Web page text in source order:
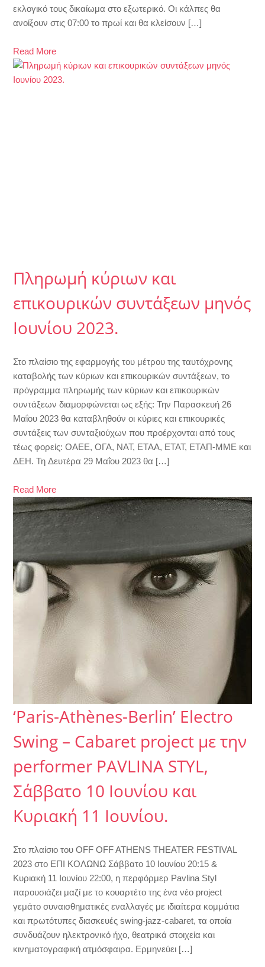
εκλογικό τους δικαίωμα στο εξωτερικό. Οι κάλπες θα
ανοίξουν στις 07:00 το πρωί και θα κλείσουν […]
Read More
Πληρωμή κύριων και
επικουρικών συντάξεων μηνός
Ιουνίου 2023.
Στο πλαίσιο της εφαρμογής του μέτρου της ταυτόχρονης
καταβολής των κύριων και επικουρικών συντάξεων, το
πρόγραμμα πληρωμής των κύριων και επικουρικών
συντάξεων διαμορφώνεται ως εξής: Την Παρασκευή 26
Μαΐου 2023 θα καταβληθούν οι κύριες και επικουρικές
συντάξεις των συνταξιούχων που προέρχονται από τους
τέως φορείς: ΟΑΕΕ, ΟΓΑ, ΝΑΤ, ΕΤΑΑ, ΕΤΑΤ, ΕΤΑΠ-ΜΜΕ και
ΔΕΗ. Τη Δευτέρα 29 Μαΐου 2023 θα […]
Read More
‘Paris-Athènes-Berlin’ Electro
Swing – Cabaret project με την
performer PAVLINA STYL,
Σάββατο 10 Ιουνίου και
Κυριακή 11 Ιουνίου.
Στο πλαίσιο του OFF OFF ATHENS THEATER FESTIVAL
2023 στο ΕΠΙ ΚΟΛΩΝΩ Σάββατο 10 Ιουνίου 20:15 &
Κυριακή 11 Ιουνίου 22:00, η περφόρμερ Pavlina Styl
παρουσιάζει μαζί με το κουαρτέτο της ένα νέο project
γεμάτο συναισθηματικές εναλλαγές με ιδιαίτερα κομμάτια
και πρωτότυπες διασκευές swing-jazz-cabaret, τα οποία
συνδυάζουν ηλεκτρονικό ήχο, θεατρικά στοιχεία και
κινηματογραφική ατμόσφαιρα. Ερμηνεύει […]